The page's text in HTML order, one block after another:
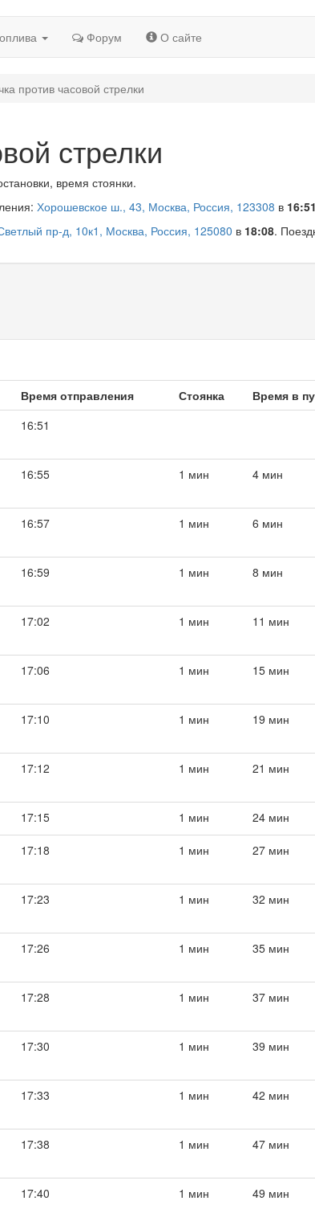
Форум О сайте
против часовой стрелки
стрелки
время стоянки.
Хорошевское ш., 43, Москва, Россия, 123308 в
пр-д, 10к1, Москва, Россия, 125080 в 18:08.
Время отправления Стоянка Время в
16:51
16:55 1 мин 4 мин
16:57 1 мин 6 мин
16:59 1 мин 8 мин
17:02 1 мин 11 мин
17:06 1 мин 15 мин
17:10 1 мин 19 мин
17:12 1 мин 21 мин
17:15 1 мин 24 мин
17:18 1 мин 27 мин
17:23 1 мин 32 мин
17:26 1 мин 35 мин
17:28 1 мин 37 мин
17:30 1 мин 39 мин
17:33 1 мин 42 мин
17:38 1 мин 47 мин
17:40 1 мин 49 мин